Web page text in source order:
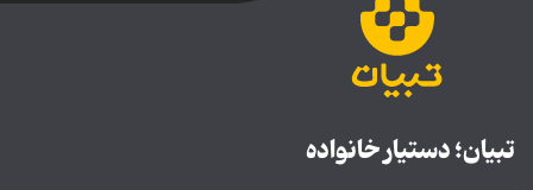
تبیان؛ دستیار خانواده